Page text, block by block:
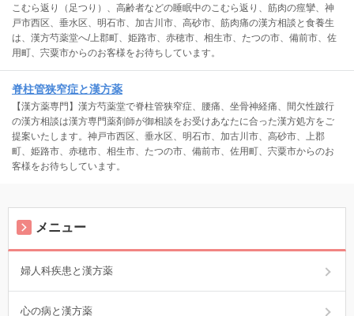
こむら返り（足つり）、高齢者などの睡眠中のこむら返り、筋肉の痙攣、神
戸市西区、垂水区、明石市、加古川市、高砂市、筋肉痛の漢方相談と食養生
は、漢方芍薬堂へ/上郡町、姫路市、赤穂市、相生市、たつの市、備前市、佐
用町、宍粟市からのお客様をお待ちしています。
脊柱管狭窄症と漢方薬
【漢方薬専門】漢方芍薬堂で脊柱管狭窄症、腰痛、坐骨神経痛、間欠性跛行
の漢方相談は漢方専門薬剤師が御相談をお受けあなたに合った漢方処方をご
提案いたします。神戸市西区、垂水区、明石市、加古川市、高砂市、上郡
町、姫路市、赤穂市、相生市、たつの市、備前市、佐用町、宍粟市からのお
客様をお待ちしています。
メニュー
婦人科疾患と漢方薬
心の病と漢方薬